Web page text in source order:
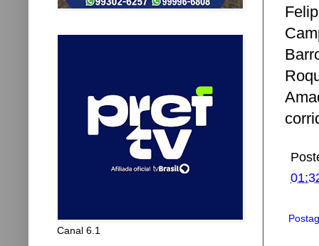
Canal 6.1